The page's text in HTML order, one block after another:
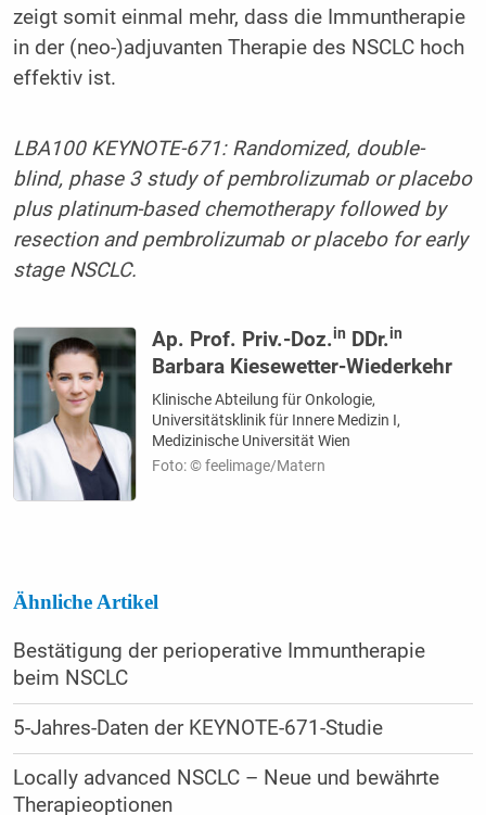
zeigt somit einmal mehr, dass die Immuntherapie
in der (neo-)adjuvanten Therapie des NSCLC hoch
effektiv ist.
LBA100 KEYNOTE-671: Randomized, double-
blind, phase 3 study of pembrolizumab or placebo
plus platinum-based chemotherapy followed by
resection and pembrolizumab or placebo for early
stage NSCLC.
Ap. Prof. Priv.-Doz.in DDr.in
Barbara Kiesewetter-Wiederkehr
Klinische Abteilung für Onkologie,
Universitätsklinik für Innere Medizin I,
Medizinische Universität Wien
Foto: © feelimage/Matern
Ähnliche Artikel
Bestätigung der perioperative Immuntherapie
beim NSCLC
5-Jahres-Daten der KEYNOTE-671-Studie
Locally advanced NSCLC – Neue und bewährte
Therapieoptionen